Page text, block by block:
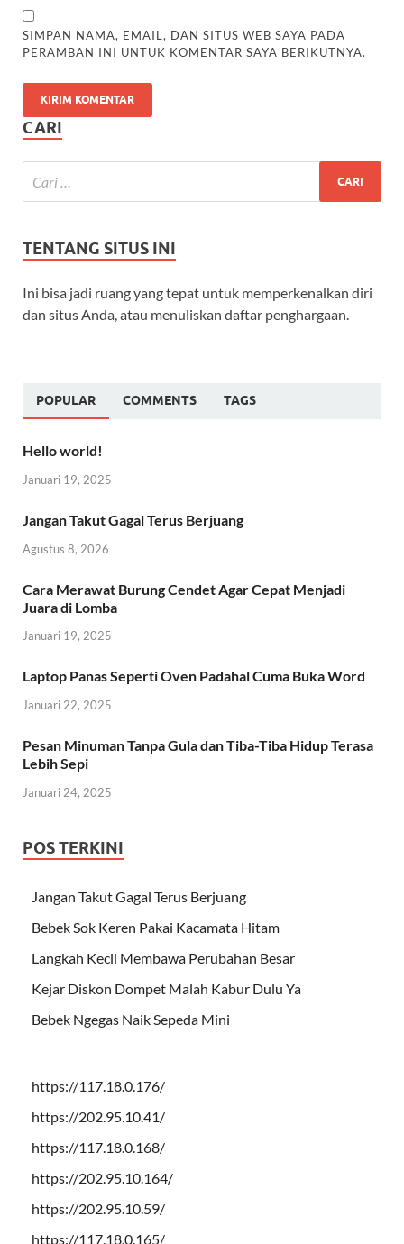
SIMPAN NAMA, EMAIL, DAN SITUS WEB SAYA PADA
PERAMBAN INI UNTUK KOMENTAR SAYA BERIKUTNYA.
CARI
TENTANG SITUS INI
Ini bisa jadi ruang yang tepat untuk memperkenalkan diri
dan situs Anda, atau menuliskan daftar penghargaan.
POPULAR COMMENTS TAGS
Hello world!
Januari 19, 2025
Jangan Takut Gagal Terus Berjuang
Agustus 8, 2026
Cara Merawat Burung Cendet Agar Cepat Menjadi
Juara di Lomba
Januari 19, 2025
Laptop Panas Seperti Oven Padahal Cuma Buka Word
Januari 22, 2025
Pesan Minuman Tanpa Gula dan Tiba-Tiba Hidup Terasa
Lebih Sepi
Januari 24, 2025
POS TERKINI
Jangan Takut Gagal Terus Berjuang
Bebek Sok Keren Pakai Kacamata Hitam
Langkah Kecil Membawa Perubahan Besar
Kejar Diskon Dompet Malah Kabur Dulu Ya
Bebek Ngegas Naik Sepeda Mini
https://117.18.0.176/
https://202.95.10.41/
https://117.18.0.168/
https://202.95.10.164/
https://202.95.10.59/
https://117.18.0.165/